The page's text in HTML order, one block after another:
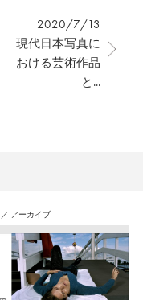
2020/7/13
現代日本写真に
おける芸術作品
と...
／ アーカイブ